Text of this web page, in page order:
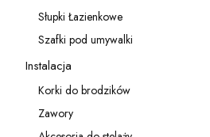
Kategoria - Słupki Łazienkowe
Słupki Łazienkowe
Kategoria - Szafki pod umywalki
Szafki pod umywalki
Kategoria - Instalacja
Instalacja
Kategoria - Korki do brodzików
Korki do brodzików
Kategoria - Zawory
Zawory